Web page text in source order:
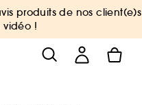
produits de nos client(e)s
!